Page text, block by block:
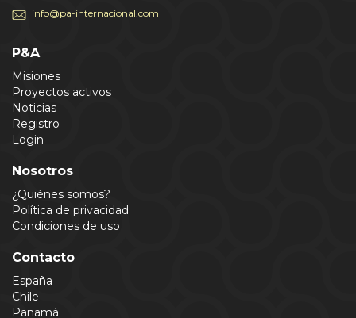
info@pa-internacional.com
P&A
Misiones
Proyectos activos
Noticias
Registro
Login
Nosotros
¿Quiénes somos?
Política de privacidad
Condiciones de uso
Contacto
España
Chile
Panamá